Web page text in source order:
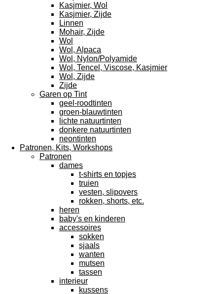
Kasjmier, Wol
Kasjmier, Zijde
Linnen
Mohair, Zijde
Wol
Wol, Alpaca
Wol, Nylon/Polyamide
Wol, Tencel, Viscose, Kasjmier
Wol, Zijde
Zijde
Garen op Tint
geel-roodtinten
groen-blauwtinten
lichte natuurtinten
donkere natuurtinten
neontinten
Patronen, Kits, Workshops
Patronen
dames
t-shirts en topjes
truien
vesten, slipovers
rokken, shorts, etc.
heren
baby's en kinderen
accessoires
sokken
sjaals
wanten
mutsen
tassen
interieur
kussens